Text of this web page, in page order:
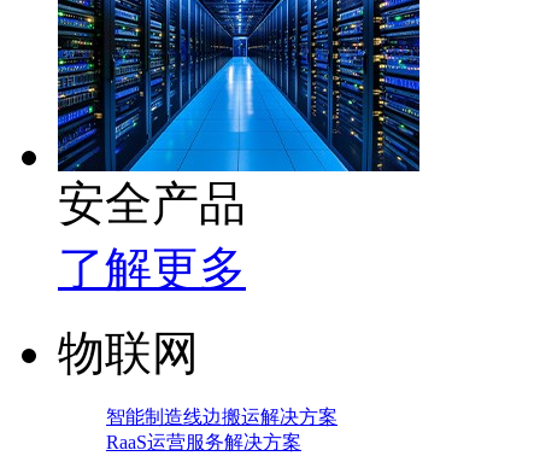
安全产品
了解更多
物联网
智能制造线边搬运解决方案
RaaS运营服务解决方案